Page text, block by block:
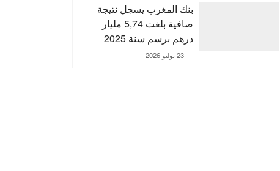
بنك المغرب يسجل نتيجة
صافية بلغت 5,74 مليار
درهم برسم سنة 2025
23 يوليو 2026